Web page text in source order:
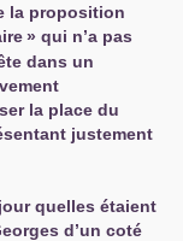
la proposition
» qui n’a pas
dans un
la place du
justement
quelles étaient
d’un coté